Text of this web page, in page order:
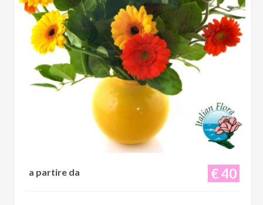
€ 40
a partire da